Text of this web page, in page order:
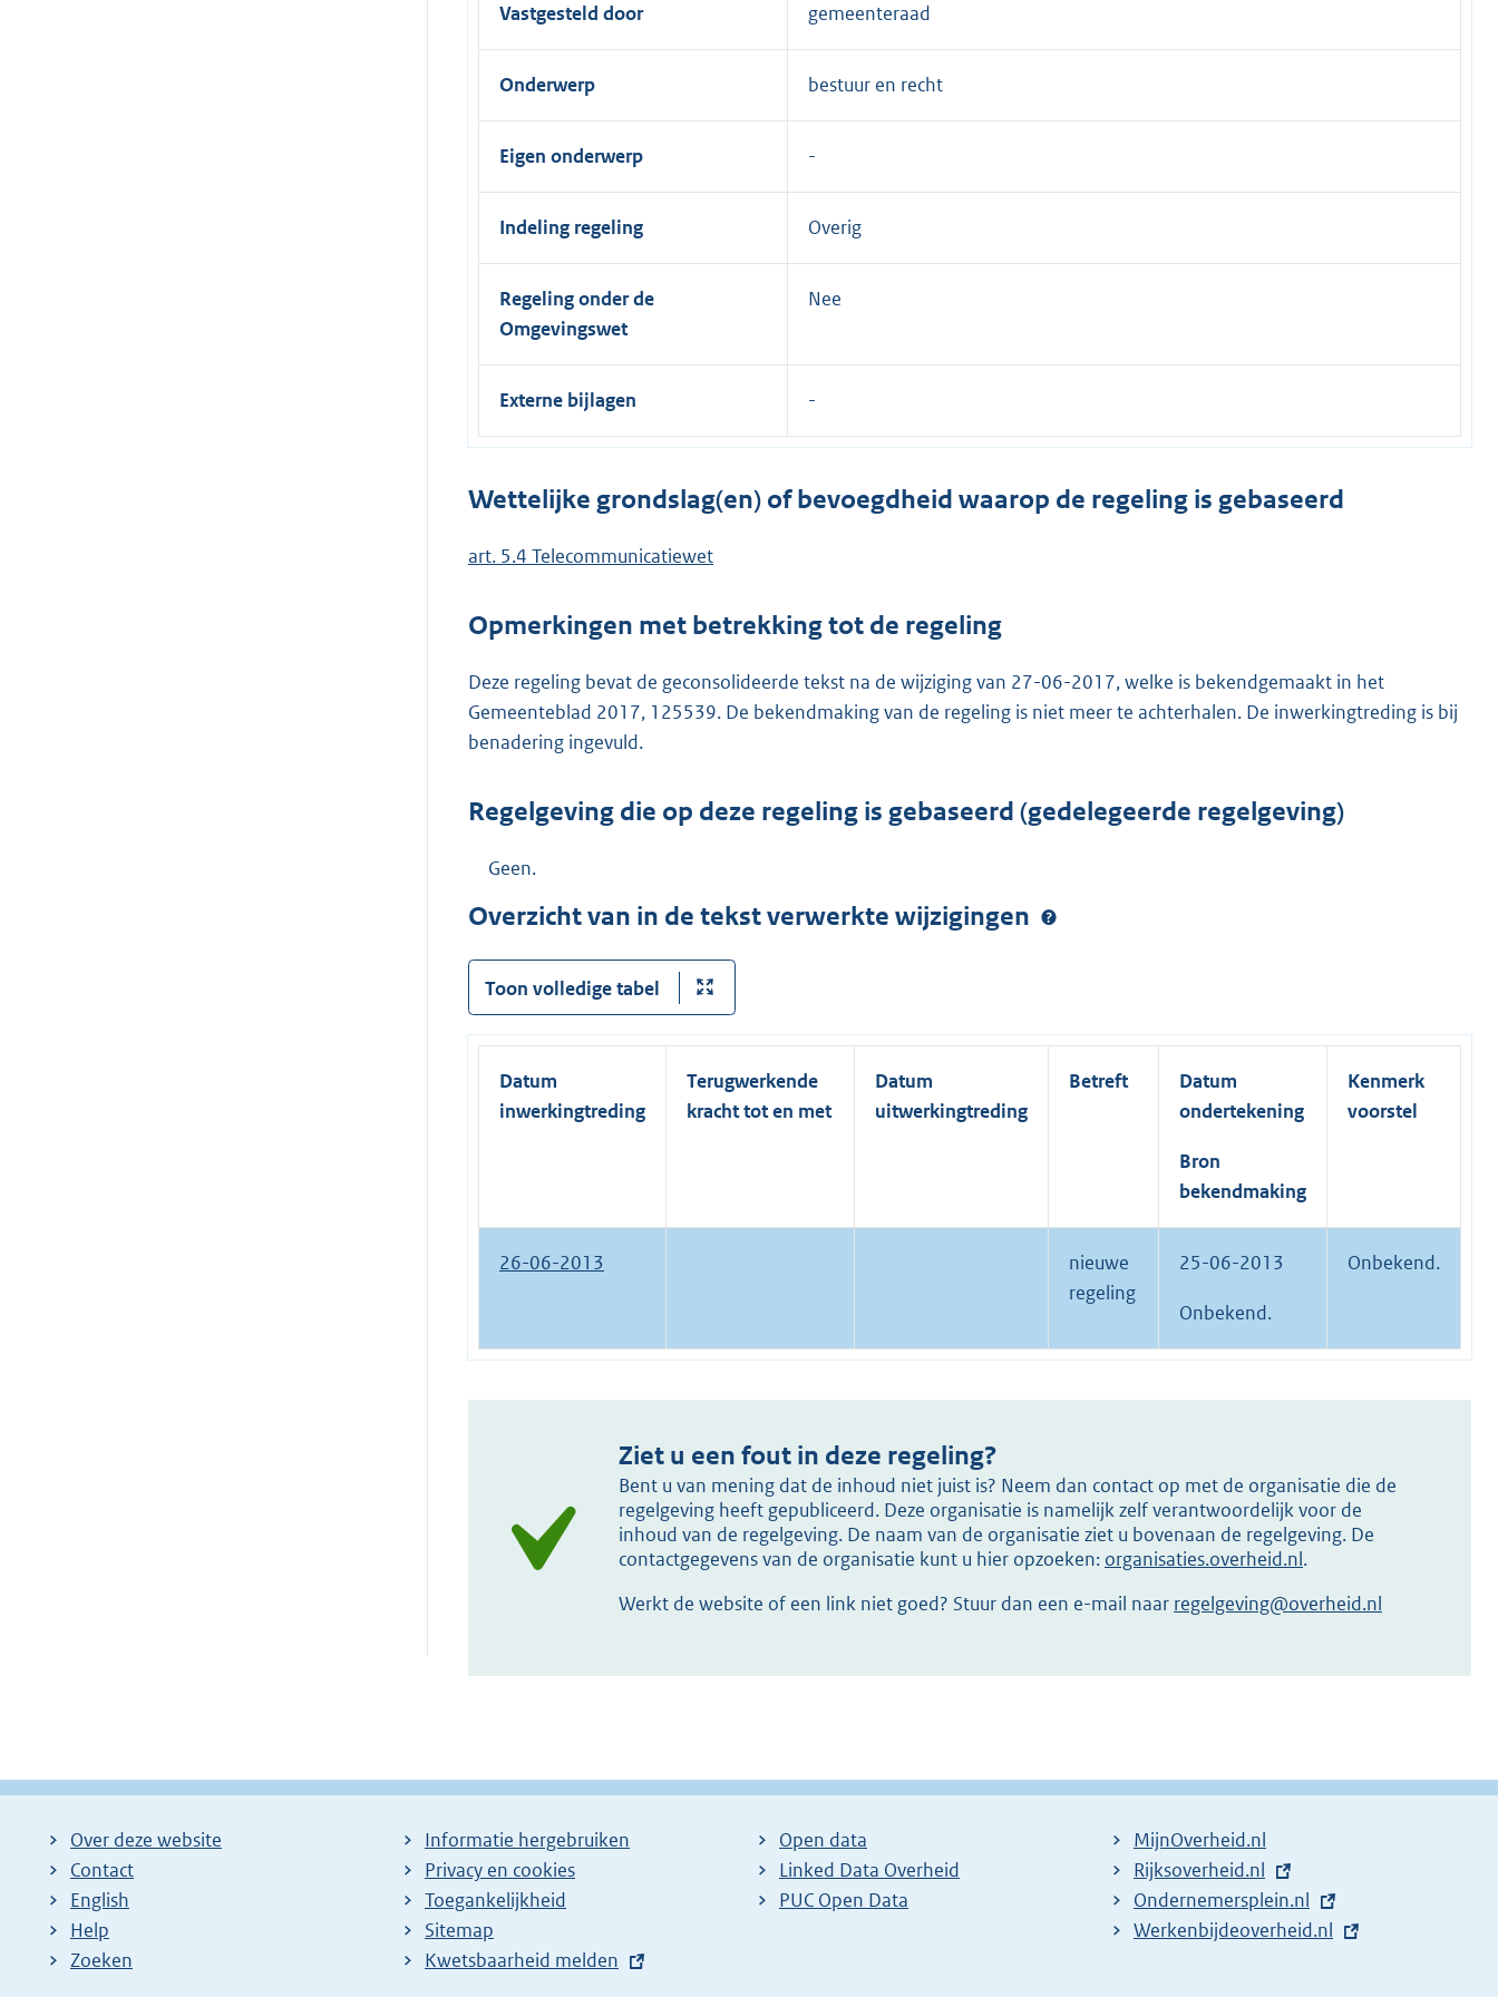
Vastgesteld door gemeenteraad
Onderwerp bestuur en recht
Eigen onderwerp
Indeling regeling Overig
Regeling onder de
Omgevingswet
Nee
Externe bijlagen
Wettelijke grondslag(en) of bevoegdheid waarop de regeling is gebaseerd
art. 5.4 Telecommunicatiewet
Opmerkingen met betrekking tot de regeling
Deze regeling bevat de geconsolideerde tekst na de wijziging van 27-06-2017, welke is bekendgemaakt in het
Gemeenteblad 2017, 125539. De bekendmaking van de regeling is niet meer te achterhalen. De inwerkingtreding is bij
benadering ingevuld.
Regelgeving die op deze regeling is gebaseerd (gedelegeerde regelgeving)
Geen.
Overzicht van in de tekst verwerkte wijzigingen
Toon volledige tabel
Datum
inwerkingtreding
Terugwerkende
kracht tot en met
Datum
uitwerkingtreding
Betreft
Datum
ondertekening
Bron
bekendmaking
Kenmerk
voorstel
26-06-2013
nieuwe
regeling
25-06-2013
Onbekend.
Onbekend.
Ziet u een fout in deze regeling?
Bent u van mening dat de inhoud niet juist is? Neem dan contact op met de organisatie die de
regelgeving heeft gepubliceerd. Deze organisatie is namelijk zelf verantwoordelijk voor de
inhoud van de regelgeving. De naam van de organisatie ziet u bovenaan de regelgeving. De
contactgegevens van de organisatie kunt u hier opzoeken: organisaties.overheid.nl.
Werkt de website of een link niet goed? Stuur dan een e-mail naar regelgeving@overheid.nl
Over deze website
Contact
English
Help
Zoeken
Informatie hergebruiken
Privacy en cookies
Toegankelijkheid
Sitemap
E
Kwetsbaarheid melden
Open data
Linked Data Overheid
PUC Open Data
MijnOverheid.nl
E
x
t
Rijksoverheid.nl
E
x
Ondernemersplein.nl
E
Werkenbijdeoverheid.nl